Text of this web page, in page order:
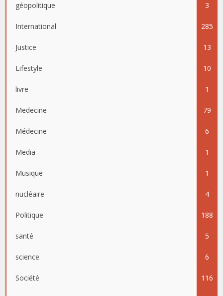
géopolitique 3
International 285
Justice 13
Lifestyle 10
livre 1
Medecine 79
Médecine 6
Media 1
Musique 1
nucléaire 4
Politique 188
santé 5
science 6
Société 116